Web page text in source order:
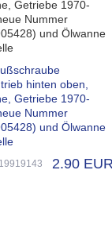
hinten oben,
Getriebe 1970-
Nummer
und Ölwanne
2.90